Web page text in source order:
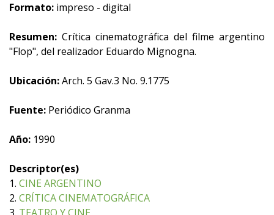
Formato: impreso - digital
Resumen: Crítica cinematográfica del filme argentino
"Flop", del realizador Eduardo Mignogna.
Ubicación:Arch. 5 Gav.3 No. 9.1775
Fuente: Periódico Granma
Año: 1990
Descriptor(es)
1. CINE ARGENTINO
2. CRÍTICA CINEMATOGRÁFICA